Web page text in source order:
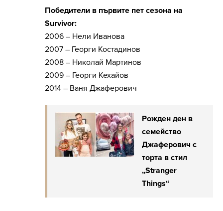
Победители в първите пет сезона на
Survivor:
2006 – Нели Иванова
2007 – Георги Костадинов
2008 – Николай Мартинов
2009 – Георги Кехайов
2014 – Ваня Джаферович
Рожден ден в
семейство
Джаферович с
торта в стил
„Stranger
Things“